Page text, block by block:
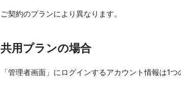
ご契約のプランにより異なります。
共用プランの場合
「管理者画面」にログインするアカウント情報は1つ